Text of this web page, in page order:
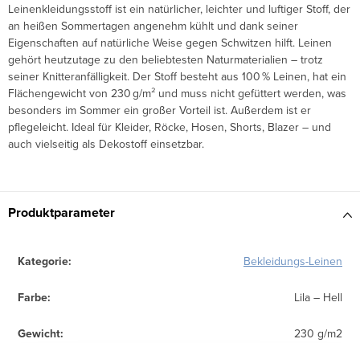
Leinenkleidungsstoff ist ein natürlicher, leichter und luftiger Stoff, der
an heißen Sommertagen angenehm kühlt und dank seiner
Eigenschaften auf natürliche Weise gegen Schwitzen hilft. Leinen
gehört heutzutage zu den beliebtesten Naturmaterialien – trotz
seiner Knitteranfälligkeit. Der Stoff besteht aus 100 % Leinen, hat ein
Flächengewicht von 230 g/m² und muss nicht gefüttert werden, was
besonders im Sommer ein großer Vorteil ist. Außerdem ist er
pflegeleicht. Ideal für Kleider, Röcke, Hosen, Shorts, Blazer – und
auch vielseitig als Dekostoff einsetzbar.
Produktparameter
Kategorie: Bekleidungs-Leinen
Farbe: Lila – Hell
Gewicht: 230 g/m2